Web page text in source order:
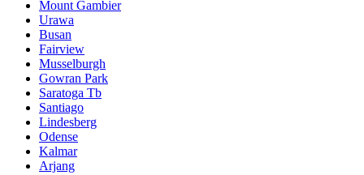
Mount Gambier
Urawa
Busan
Fairview
Musselburgh
Gowran Park
Saratoga Tb
Santiago
Lindesberg
Odense
Kalmar
Arjang